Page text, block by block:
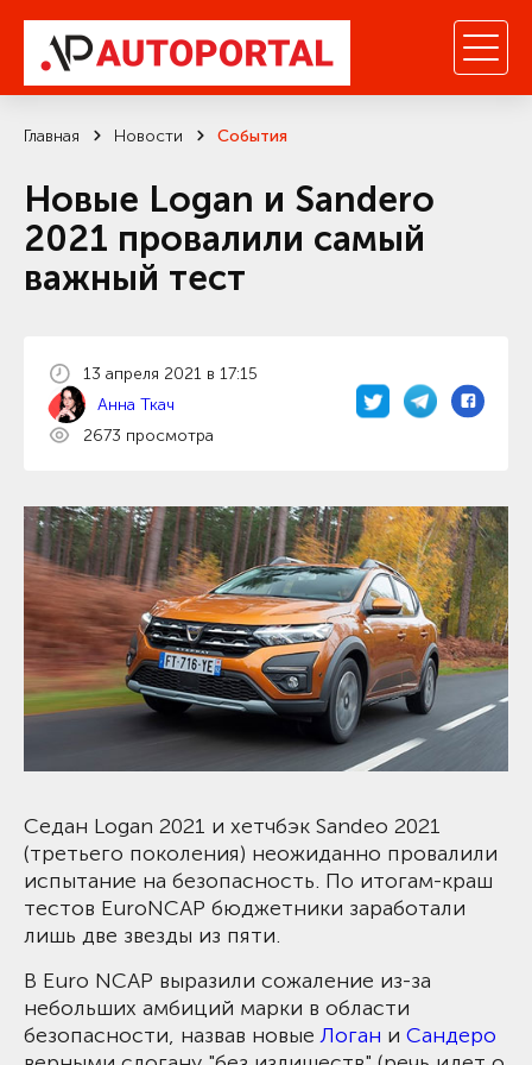
Главная Новости События
Новые Logan и Sandero
2021 провалили самый
важный тест
13 апреля 2021 в 17:15
Анна Ткач
2673 просмотра
Седан Logan 2021 и хетчбэк Sandeo 2021
(третьего поколения) неожиданно провалили
испытание на безопасность. По итогам-краш
тестов EuroNCAP бюджетники заработали
лишь две звезды из пяти.
В Euro NCAP выразили сожаление из-за
небольших амбиций марки в области
безопасности, назвав новыеЛоган и Сандеро